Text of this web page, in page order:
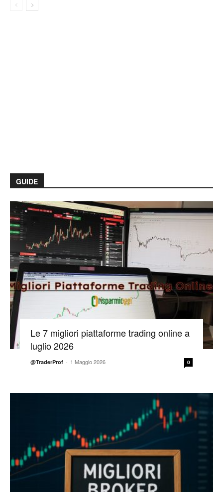
GUIDE
Le 7 migliori piattaforme trading online a
luglio 2026
@TraderProf - 1 Maggio 2026 0